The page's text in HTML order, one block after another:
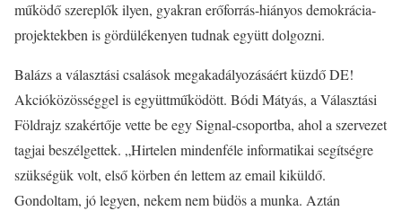
működő szereplők ilyen, gyakran erőforrás-hiányos demokrácia-
projektekben is gördülékenyen tudnak együtt dolgozni.
Balázs a választási csalások megakadályozásáért küzdő DE!
Akcióközösséggel is együttműködött. Bódi Mátyás, a Választási
Földrajz szakértője vette be egy Signal-csoportba, ahol a szervezet
tagjai beszélgettek. „Hirtelen mindenféle informatikai segítségre
szükségük volt, első körben én lettem az email kiküldő.
Gondoltam, jó legyen, nekem nem büdös a munka. Aztán